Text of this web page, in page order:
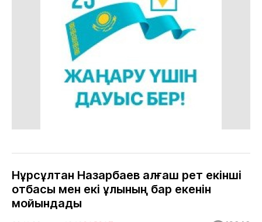
Нұрсұлтан Назарбаев алғаш рет екінші
отбасы мен екі ұлының бар екенін
мойындады